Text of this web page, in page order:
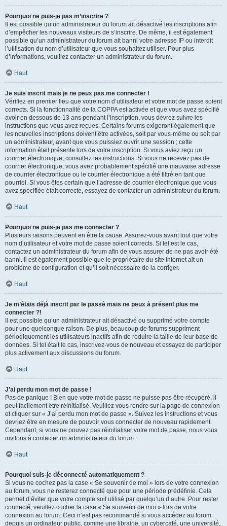
Pourquoi ne puis-je pas m’inscrire ?
Il est possible qu’un administrateur du forum ait désactivé les inscriptions afin
d’empêcher les nouveaux visiteurs de s’inscrire. De même, il est également
possible qu’un administrateur du forum ait banni votre adresse IP ou interdit
l’utilisation du nom d’utilisateur que vous souhaitez utiliser. Pour plus
d’informations, veuillez contacter un administrateur du forum.
Haut
Je suis inscrit mais je ne peux pas me connecter !
Vérifiez en premier lieu que votre nom d’utilisateur et votre mot de passe soient
corrects. Si la fonctionnalité de la COPPA est activée et que vous avez spécifié
avoir en dessous de 13 ans pendant l’inscription, vous devrez suivre les
instructions que vous avez reçues. Certains forums exigeront également que
les nouvelles inscriptions doivent être activées, soit par vous-même ou soit par
un administrateur, avant que vous puissiez ouvrir une session ; cette
information était présente lors de votre inscription. Si vous aviez reçu un
courrier électronique, consultez les instructions. Si vous ne recevez pas de
courrier électronique, vous avez probablement spécifié une mauvaise adresse
de courrier électronique ou le courrier électronique a été filtré en tant que
pourriel. Si vous êtes certain que l’adresse de courrier électronique que vous
avez spécifiée était correcte, essayez de contacter un administrateur du forum.
Haut
Pourquoi ne puis-je pas me connecter ?
Plusieurs raisons peuvent en être la cause. Assurez-vous avant tout que votre
nom d’utilisateur et votre mot de passe soient corrects. Si tel est le cas,
contactez un administrateur du forum afin de vous assurer de ne pas avoir été
banni. Il est également possible que le propriétaire du site internet ait un
problème de configuration et qu’il soit nécessaire de la corriger.
Haut
Je m’étais déjà inscrit par le passé mais ne peux à présent plus me
connecter ?!
Il est possible qu’un administrateur ait désactivé ou supprimé votre compte
pour une quelconque raison. De plus, beaucoup de forums suppriment
périodiquement les utilisateurs inactifs afin de réduire la taille de leur base de
données. Si tel était le cas, inscrivez-vous de nouveau et essayez de participer
plus activement aux discussions du forum.
Haut
J’ai perdu mon mot de passe !
Pas de panique ! Bien que votre mot de passe ne puisse pas être récupéré, il
peut facilement être réinitialisé. Veuillez vous rendre sur la page de connexion
et cliquer sur « J’ai perdu mon mot de passe ». Suivez les instructions et vous
devriez être en mesure de pouvoir vous connecter de nouveau rapidement.
Cependant, si vous ne pouvez pas réinitialiser votre mot de passe, nous vous
invitons à contacter un administrateur du forum.
Haut
Pourquoi suis-je déconnecté automatiquement ?
Si vous ne cochez pas la case « Se souvenir de moi » lors de votre connexion
au forum, vous ne resterez connecté que pour une période prédéfinie. Cela
permet d’éviter que votre compte soit utilisé par quelqu’un d’autre. Pour rester
connecté, veuillez cocher la case « Se souvenir de moi » lors de votre
connexion au forum. Ceci n’est pas recommandé si vous accédez au forum
depuis un ordinateur public, comme une librairie, un cybercafé, une université,